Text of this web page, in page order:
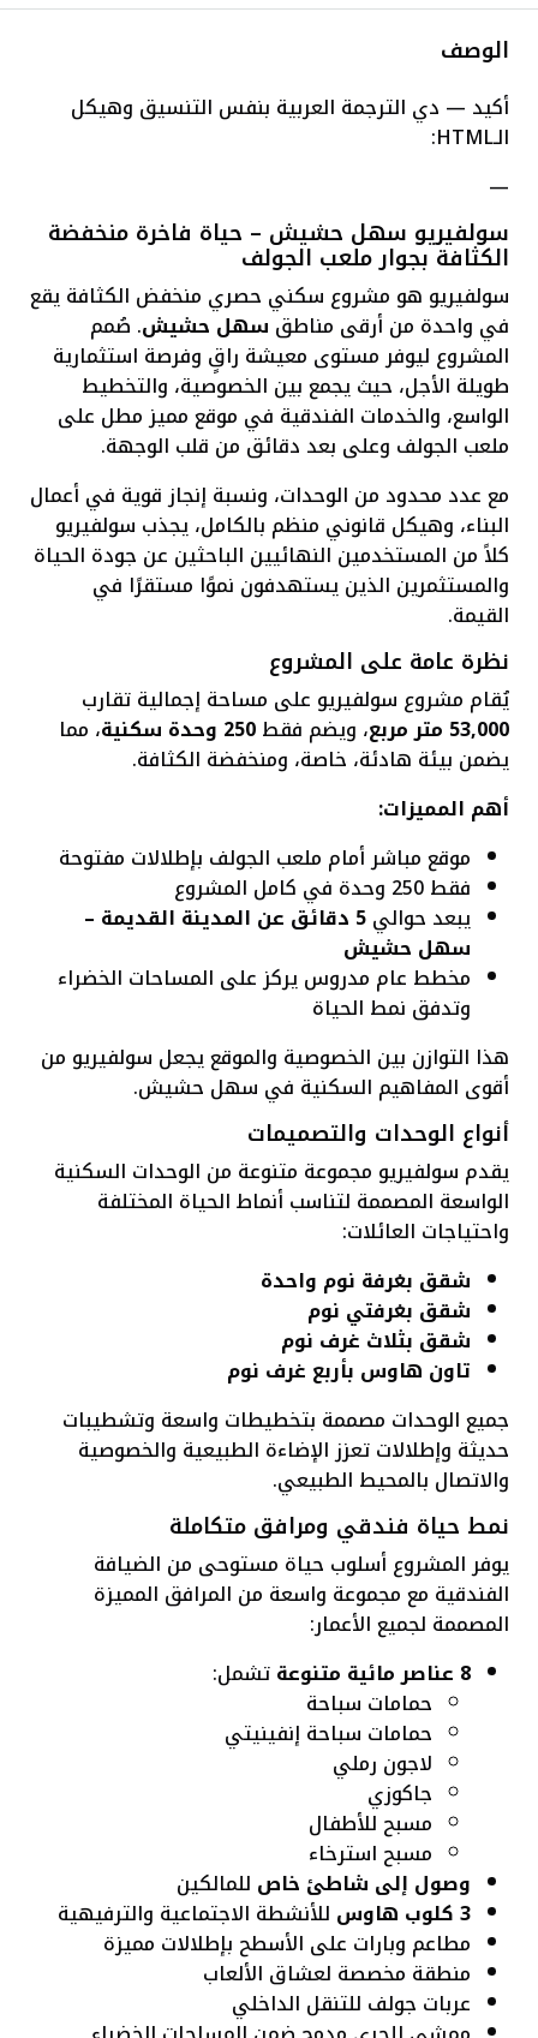
الوصف
أكيد — دي الترجمة العربية بنفس التنسيق وهيكل
—
سولفيريو سهل حشيش – حياة فاخرة منخفضة
الكثافة بجوار ملعب الجولف
سولفيريو هو مشروع سكني حصري منخفض الكثافة يقع
في واحدة من أرقى مناطقسهل حشيش. صُمم
المشروع ليوفر مستوى معيشة راقٍ وفرصة استثمارية
طويلة الأجل، حيث يجمع بين الخصوصية، والتخطيط
الواسع، والخدمات الفندقية في موقع مميز مطل على
ملعب الجولف وعلى بعد دقائق من قلب الوجهة.
مع عدد محدود من الوحدات، ونسبة إنجاز قوية في أعمال
البناء، وهيكل قانوني منظم بالكامل، يجذب سولفيريو
كلاً من المستخدمين النهائيين الباحثين عن جودة الحياة
والمستثمرين الذين يستهدفون نموًا مستقرًا في
القيمة.
نظرة عامة على المشروع
يُقام مشروع سولفيريو على مساحة إجمالية تقارب
53,000 متر مربع
، ويضم فقط250 وحدة سكنية
، مما
يضمن بيئة هادئة، خاصة، ومنخفضة الكثافة.
أهم المميزات:
موقع مباشر أمام ملعب الجولف بإطلالات مفتوحة
فقط 250 وحدة في كامل المشروع
يبعد حوالي5 دقائق عن
المدينة القديمة –
سهل حشيش
مخطط عام مدروس يركز على المساحات الخضراء
وتدفق نمط الحياة
هذا التوازن بين الخصوصية والموقع يجعل سولفيريو من
أقوى المفاهيم السكنية في سهل حشيش.
أنواع الوحدات والتصميمات
يقدم سولفيريو مجموعة متنوعة من الوحدات السكنية
الواسعة المصممة لتناسب أنماط الحياة المختلفة
واحتياجات العائلات:
شقق بغرفة نوم واحدة
شقق بغرفتي نوم
شقق بثلاث غرف نوم
تاون هاوس بأربع غرف نوم
جميع الوحدات مصممة بتخطيطات واسعة وتشطيبات
حديثة وإطلالات تعزز الإضاءة الطبيعية والخصوصية
والاتصال بالمحيط الطبيعي.
نمط حياة فندقي ومرافق متكاملة
يوفر المشروع أسلوب حياة مستوحى من الضيافة
الفندقية مع مجموعة واسعة من المرافق المميزة
المصممة لجميع الأعمار:
8 عناصر مائية متنوعة
تشمل:
حمامات سباحة
حمامات سباحة إنفينيتي
لاجون رملي
جاكوزي
مسبح للأطفال
مسبح استرخاء
وصول إلى شاطئ خاصللمالكين
3 كلوب هاوس
للأنشطة الاجتماعية والترفيهية
مطاعم وبارات على الأسطح بإطلالات مميزة
منطقة مخصصة لعشاق الألعاب
عربات جولف للتنقل الداخلي